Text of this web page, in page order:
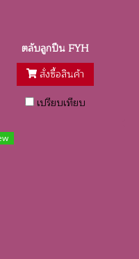
ตลับลูกปืน FYH
สั่งซื้อสินค้า
เปรียบเทียบ